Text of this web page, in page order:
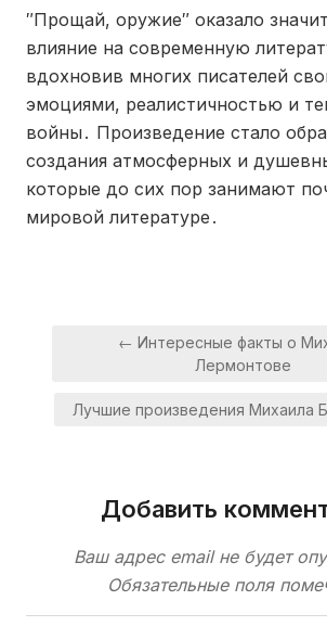
″Прощай, оружие″ оказало
влияние на современную
вдохновив многих писателей
эмоциями, реалистичностью и
войны․ Произведение стало
создания атмосферных и
которые до сих пор занимают
мировой литературе․
Навигация← Интересные факты о
Лермонтове
Лучшие произведения Михаила
Добавить
Ваш адрес email не будет
Обязательные поля